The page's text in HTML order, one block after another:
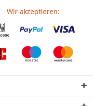
Wir akzeptieren: